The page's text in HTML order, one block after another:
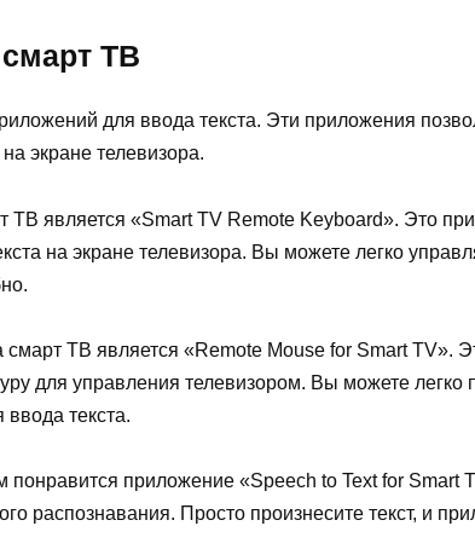
ТВ
для ввода текста. Эти приложения
экране телевизора.
является «Smart TV Remote Keyboard». Это
на экране телевизора. Вы можете легко
ТВ является «Remote Mouse for Smart TV».
для управления телевизором. Вы можете
ввода текста.
понравится приложение «Speech to Text for
распознавания. Просто произнесите текст, и